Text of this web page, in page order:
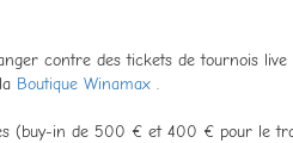
contre des tickets de tournois
Boutique Winamax .
(buy-in de 500 € et 400 € pour le